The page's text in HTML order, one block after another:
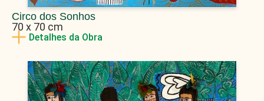
Circo dos Sonhos
70 x 70 cm
Detalhes da Obra